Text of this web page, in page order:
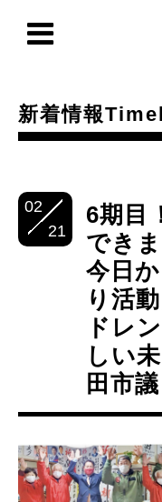
新着情報
02
21
6期目
でき
今日
り活
ドレ
しい
田市